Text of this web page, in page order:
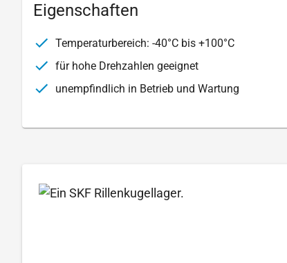
Eigenschaften
Temperaturbereich: -40°C bis +100°C
für hohe Drehzahlen geeignet
unempfindlich in Betrieb und Wartung